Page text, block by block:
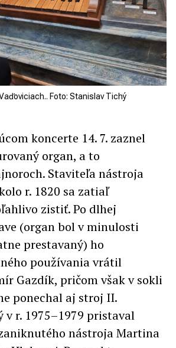
Foto: Stanislav Tichý
koncerte 14. 7. zaznel
organ, a to
Staviteľa nástroja
r. 1820 sa zatiaľ
zistiť. Po dlhej
(organ bol v minulosti
prestavaný) ho
používania vrátil
Gazdík, pričom však v sokli
ponechal aj stroj II.
r. 1975–1979 pristaval
nástroja Martina